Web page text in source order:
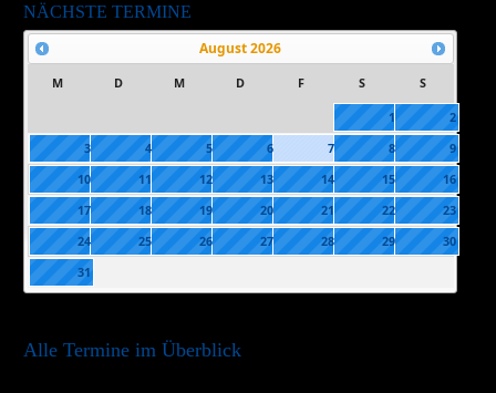
NÄCHSTE TERMINE
August2026
M D M D F S S
1
2
3
4 5 6 7 8
9
10
11 12 13 14 15
16
17
18 19 20 21 22
23
24
25 26 27 28 29
30
31
Alle Termine im Überblick